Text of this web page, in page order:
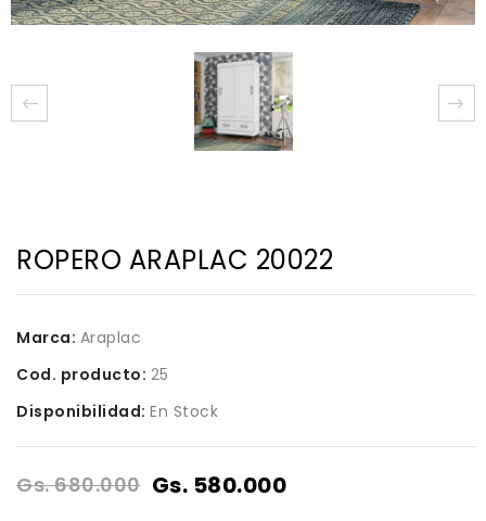
ROPERO ARAPLAC 20022
Marca: Araplac
Cod. producto: 25
Disponibilidad: En Stock
Gs. 680.000 Gs. 580.000